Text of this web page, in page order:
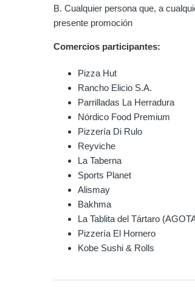
B. Cualquier persona que, a
presente promoción
Comercios participantes:
Pizza Hut
Rancho Elicio S.A.
Parrilladas La Herradura
Nórdico Food Premium
Pizzería Di Rulo
Reyviche
La Taberna
Sports Planet
Alismay
Bakhma
La Tablita del Tártaro
Pizzería El Hornero
Kobe Sushi & Rolls